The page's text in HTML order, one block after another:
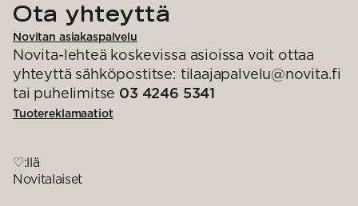
Ota yhteyttä
Novitan asiakaspalvelu
Novita-lehteä koskevissa asioissa voit ottaa
yhteyttä sähköpostitse: tilaajapalvelu@novita.fi
tai puhelimitse 03 4246 5341
Tuotereklamaatiot
♡:llä
Novitalaiset